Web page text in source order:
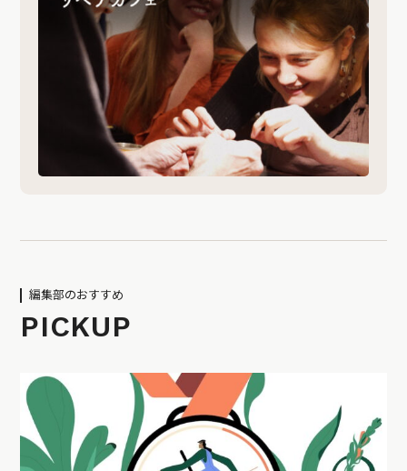
編集部のおすすめ
PICKUP